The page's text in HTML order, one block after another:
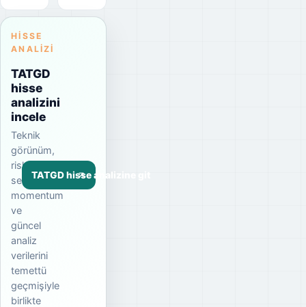
HISSE
ANALIZI
TATGD
hisse
analizini
incele
Teknik
görünüm,
risk
seviyesi,
momentum
ve
güncel
analiz
verilerini
temettü
geçmişiyle
birlikte
TATGD hisse analizine git